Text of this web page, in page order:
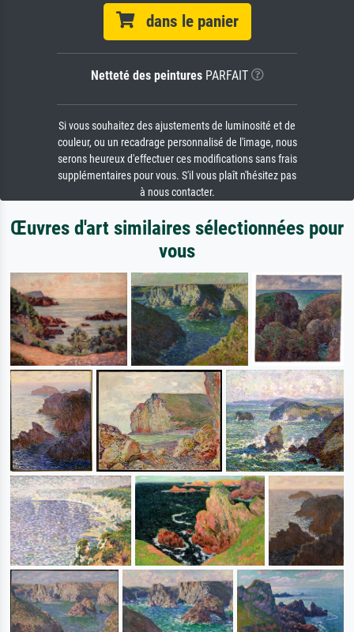
dans le panier
Netteté des peinturesPARFAIT
Si vous souhaitez des ajustements de luminosité et de
couleur, ou un recadrage personnalisé de l'image, nous
serons heureux d'effectuer ces modifications sans frais
supplémentaires pour vous. S'il vous plaît n'hésitez pas
à nous contacter.
Œuvres d'art similaires sélectionnées pour
vous